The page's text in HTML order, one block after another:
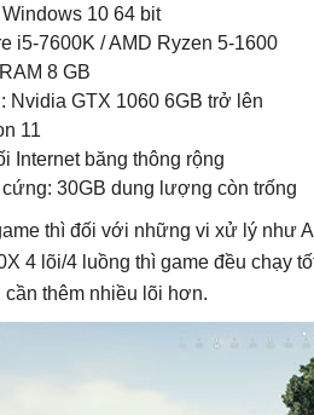
10 64 bit
i5-7600K / AMD Ryzen 5-1600
8 GB
Nvidia GTX 1060 6GB trở lên
11
Internet băng thông rộng
30GB dung lượng còn trống
thì đối với những vi xử lý như
4 lõi/4 luồng thì game đều chạy
cần thêm nhiều lõi hơn.